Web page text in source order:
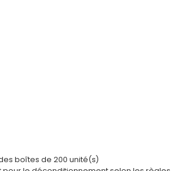
boîtes de 200 unité(s)